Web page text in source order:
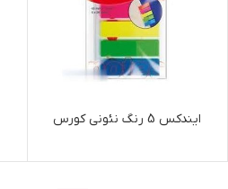
ایندکس 5 رنگ نئونی کورس